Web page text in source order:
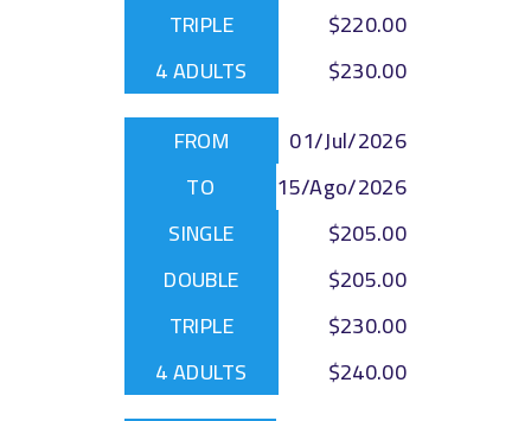
$220.00
$230.00
01/Jul/2026
15/Ago/2026
$205.00
$205.00
$230.00
$240.00